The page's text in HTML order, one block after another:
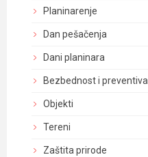
Planinarenje
Dan pešačenja
Dani planinara
Bezbednost i preventiva
Objekti
Tereni
Zaštita prirode